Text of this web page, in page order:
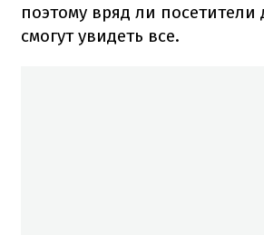
поэтому вряд ли посетители
смогут увидеть все.